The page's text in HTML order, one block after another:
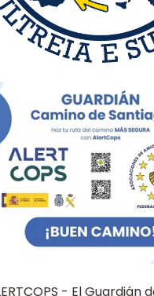
- El Guardián